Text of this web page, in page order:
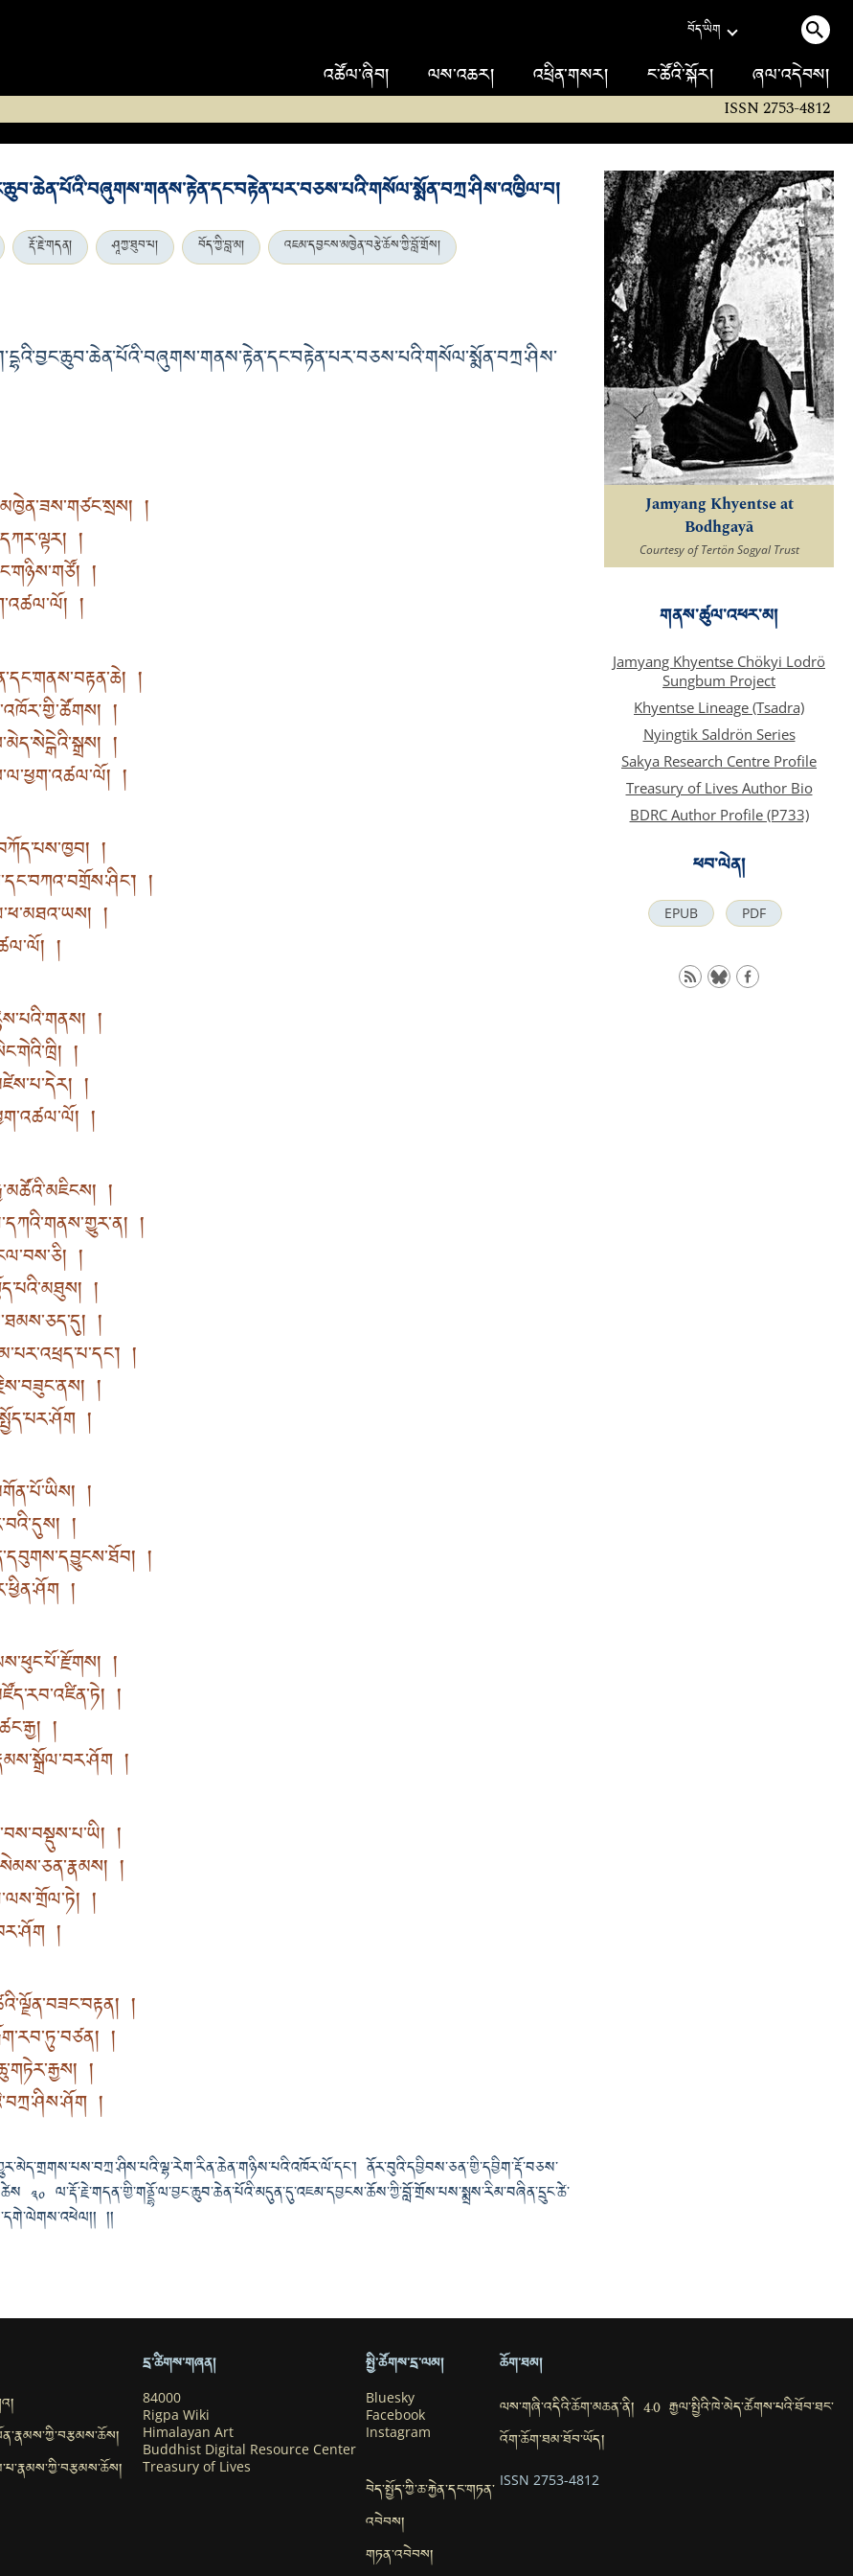
བོད་ཡིག
འཚོལ་ཞིབ། ལས་འཆར། འཕྲིན་གསར། ང་ཚོའི་སྐོར། ཞལ་འདེབས།
ISSN 2753-4812
རྡོ་རྗེ་གདན། ཤཱཀྱ་ཐུབ་པ། བོད་ཀྱི་བླ་མ། འཇམ་དབྱངས་མཁྱེན་བརྩེ་ཆོས་ཀྱི་བློ་གྲོས།
།
།
།
།
།
།
།
།
།
།
།
།
།
།
།
།
།
།
།
།
།
།
།
།
།
།
།
།
།
།
།
།
།
།
།
།
།
།
།
།
ནོར་བུའི་དབྱིབས་ཅན་གྱི་དབྱིག་རྡོ་བཅས་
ལ་རྡོ་རྗེ་གདན་གྱི་གནྡྷོ་ལ་བྱང་ཆུབ་ཆེན་པོའི་མདུན་དུ་འཇམ་དབྱངས་ཆོས་ཀྱི་བློ་གྲོས་པས་སྨྲས་རིམ་བཞིན་དྲུང་ཚེ་
།།
Jamyang Khyentse at
Bodhgayā
Courtesy of Tertön Sogyal Trust
གནས་ཚུལ་འཕར་མ།
Jamyang Khyentse Chökyi Lodrö
Sungbum Project
Khyentse Lineage (Tsadra)
Nyingtik Saldrön Series
Sakya Research Centre Profile
Treasury of Lives Author Bio
BDRC Author Profile (P733)
ཕབ་ལེན།
EPUB PDF
དྲ་ཚིགས་གཞན།
84000
Rigpa Wiki
Himalayan Art
Buddhist Digital Resource Center
Treasury of Lives
སྤྱི་ཚོགས་དྲ་ལམ།
Bluesky
Facebook
Instagram
བེད་སྤྱོད་ཀྱི་ཆ་རྐྱེན་དང་གཏན་
འབེབས།
གཏན་འབེབས།
ཆོག་ཐམ།
ལས་གཞི་འདིའི་ཆོག་མཆན་ནི། 4.0 རྒྱལ་སྤྱིའི་ཁེ་མེད་ཚོགས་པའི་ཐོབ་ཐང་
འོག་ཆོག་ཐམ་ཐོབ་ཡོད།
ISSN 2753-4812